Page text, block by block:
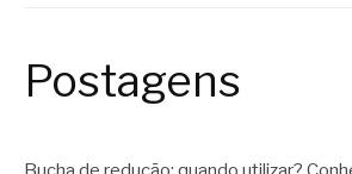
Postagens